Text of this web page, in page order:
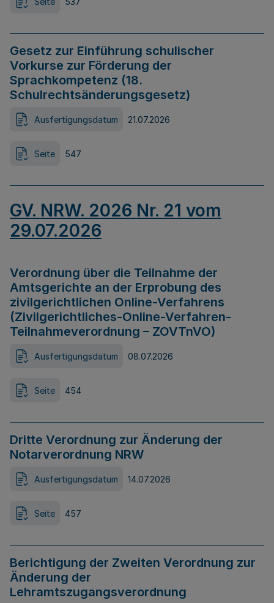
Gesetz zur Einführung schulischer
Vorkurse zur Förderung der
Sprachkompetenz (18.
Schulrechtsänderungsgesetz)
Ausfertigungsdatum 21.07.2026
Seite 547
GV. NRW. 2026 Nr. 21 vom
29.07.2026
Verordnung über die Teilnahme der
Amtsgerichte an der Erprobung des
zivilgerichtlichen Online-Verfahrens
(Zivilgerichtliches-Online-Verfahren-
Teilnahmeverordnung – ZOVTnVO)
Ausfertigungsdatum 08.07.2026
Seite 454
Dritte Verordnung zur Änderung der
Notarverordnung NRW
Ausfertigungsdatum 14.07.2026
Seite 457
Berichtigung der Zweiten Verordnung zur
Änderung der
Lehramtszugangsverordnung